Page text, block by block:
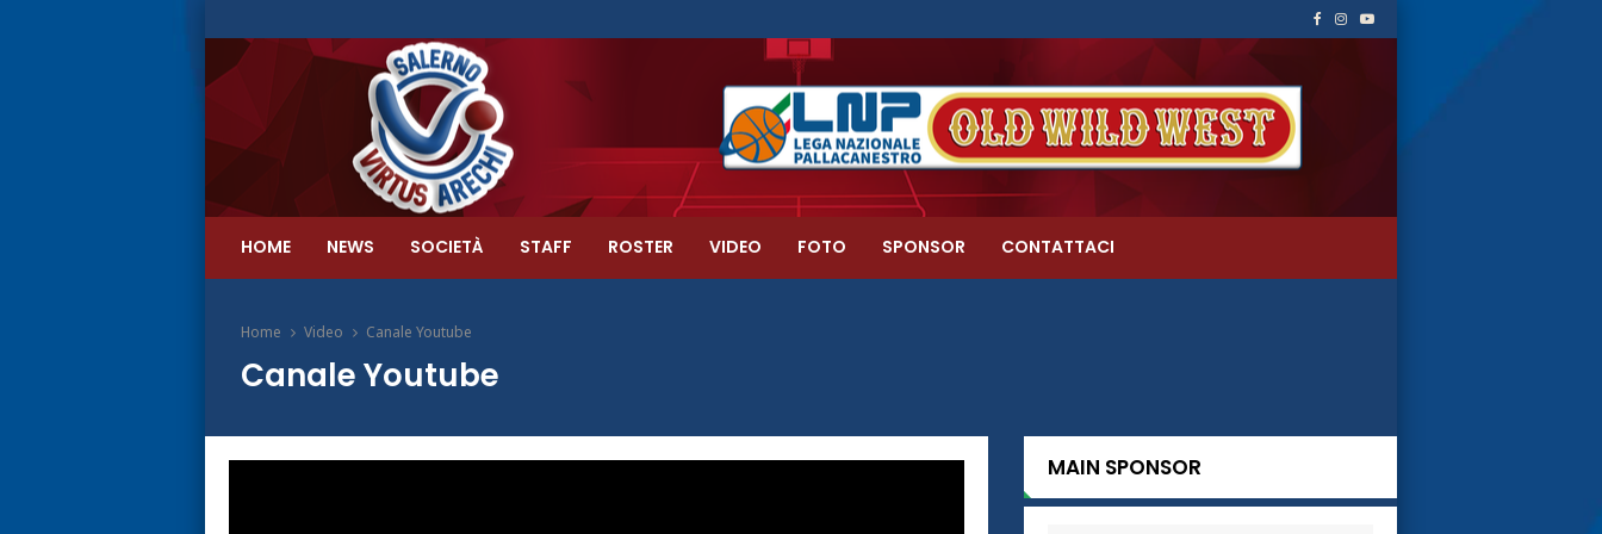
HOME NEWS SOCIETÀ STAFF ROSTER VIDEO FOTO SPONSOR CONTATTACI
Home Video Canale Youtube
Canale Youtube
MAIN SPONSOR